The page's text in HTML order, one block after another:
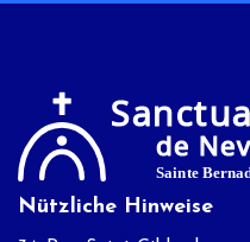
Nützliche Hinweise